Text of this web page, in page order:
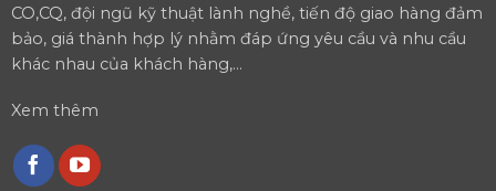
CO,CQ, đội ngũ kỹ thuật lành nghề, tiến độ giao hàng đảm
bảo, giá thành hợp lý nhằm đáp ứng yêu cầu và nhu cầu
khác nhau của khách hàng,...
Xem thêm